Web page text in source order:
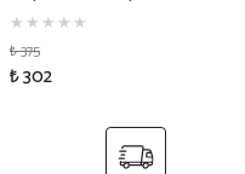
₺ 375
₺ 302